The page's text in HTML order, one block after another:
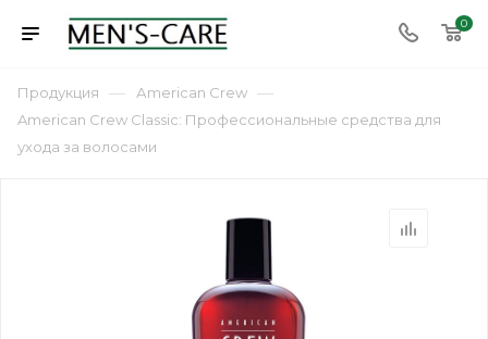
0
Продукция — Аmerican Сrew —
American Crew Classic: Профессиональные средства для
ухода за волосами